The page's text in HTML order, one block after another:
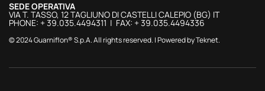
SEDE OPERATIVA
VIA T. TASSO, 12 TAGLIUNO DI CASTELLI CALEPIO (BG) IT
PHONE: + 39.035.4494311 | FAX: + 39.035.4494336
© 2024 Guarniflon® S.p.A. All rights reserved. | Powered byTeknet.